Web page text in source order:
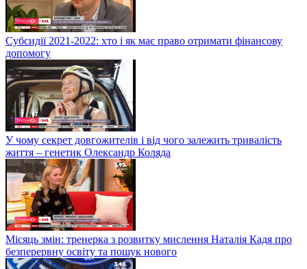
Субсидії 2021-2022: хто і як має право отримати фінансову
допомогу
У чому секрет довгожителів і від чого залежить тривалість
життя – генетик Олександр Коляда
Місяць змін: тренерка з розвитку мислення Наталія Кадя про
безперервну освіту та пошук нового